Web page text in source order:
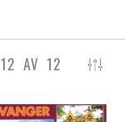
12 AV 12